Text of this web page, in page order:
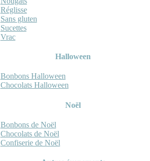
Réglisse
Sans gluten
Sucettes
Vrac
Halloween
Bonbons Halloween
Chocolats Halloween
Noël
Bonbons de Noël
Chocolats de Noël
Confiserie de Noël